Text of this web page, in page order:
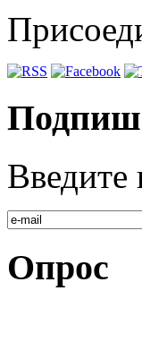
Введите
Опрос